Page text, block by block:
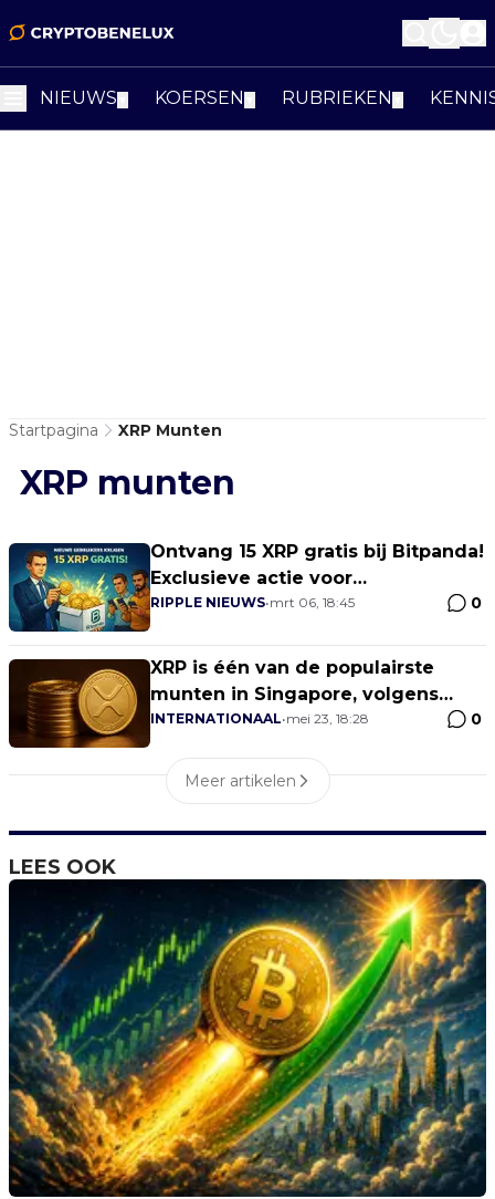
NIEUWS KOERSEN RUBRIEKEN
Startpagina XRP Munten
XRP munten
Ontvang 15 XRP gratis bij Bitpanda!
Exclusieve actie voor
CryptoBenelux
RIPPLE NIEUWS•mrt 06, 18:45 0
XRP is één van de populairste
munten in Singapore, volgens
onderzoek
INTERNATIONAAL•mei 23, 18:28 0
Meer artikelen
LEES OOK